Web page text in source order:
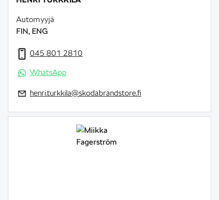
Automyyjä
FIN, ENG
045 801 2810
WhatsApp
henri.turkkila@skodabrandstore.fi